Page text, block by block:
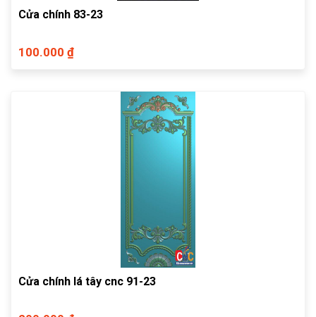
Cửa chính 83-23
100.000 ₫
Cửa chính lá tây cnc 91-23